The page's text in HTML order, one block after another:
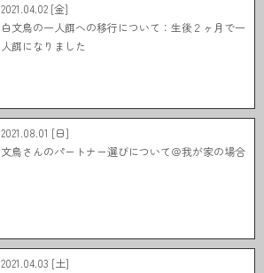
2021.04.02 [金]
白文鳥の一人餌への移行について：生後２ヶ月で一
人餌になりました
2021.08.01 [日]
文鳥さんのパートナー選びについて＠我が家の場合
2021.04.03 [土]